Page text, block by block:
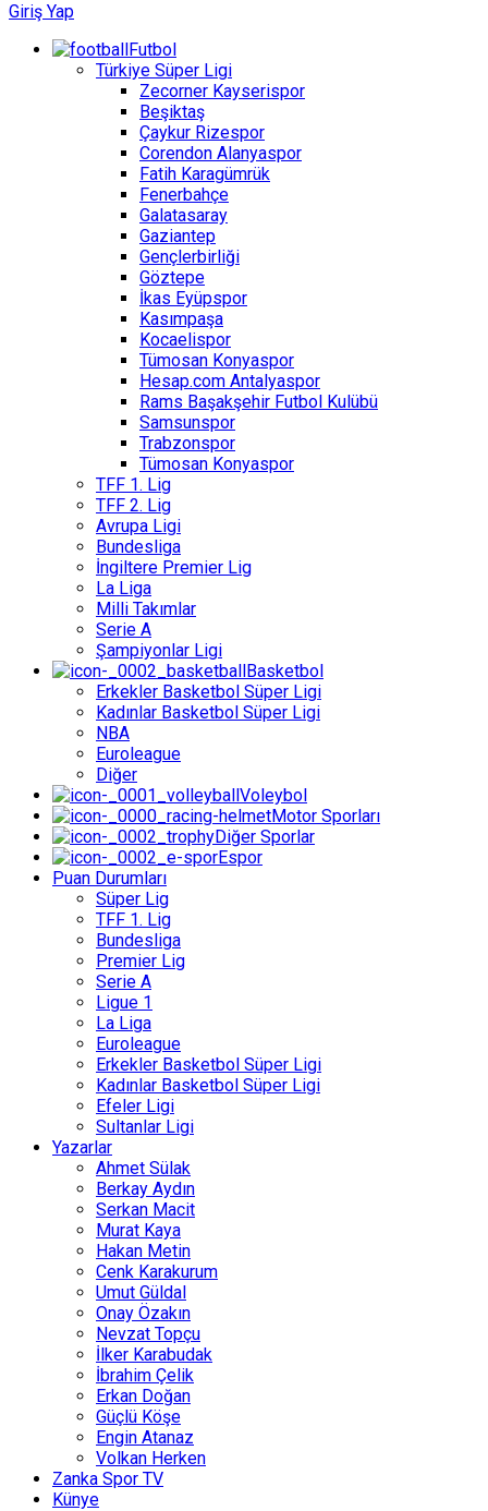
90+8’de Gelen Tanıdık Hikâye
4 ay önce
Kadıköy’de sessizlik, sahada hareket
Sarı-Lacivert Alarm: İkincilik Tehlikede
5 ay önce
Fenerbahçe’de Hatalar Alışkanlığa Dönüştü
5 ay önce
"Sonuçtan Korkanlar"
"Çölde Kaybolduk, Detaylarda Elendik"
Erkan Doğan
"Sessizliğin Yarattığı Soru İşaretleri"
Volkan Herken
"Çamlar Bardak Olursa!"
Serkan Macit
"Mesele Kırmızı Grup Değil, Ankaragücü’nün
Düşürüldüğü Durum"
Volkan Herken
"Öğütücü mü, Çöplük mü?"
Giriş Yap
Futbol
Türkiye Süper Ligi
Zecorner Kayserispor
Beşiktaş
Çaykur Rizespor
Corendon Alanyaspor
Fatih Karagümrük
Fenerbahçe
Galatasaray
Gaziantep
Gençlerbirliği
Göztepe
İkas Eyüpspor
Kasımpaşa
Kocaelispor
Tümosan Konyaspor
Hesap.com Antalyaspor
Rams Başakşehir Futbol Kulübü
Samsunspor
Trabzonspor
Tümosan Konyaspor
TFF 1. Lig
TFF 2. Lig
Avrupa Ligi
Bundesliga
İngiltere Premier Lig
La Liga
Milli Takımlar
Serie A
Şampiyonlar Ligi
Basketbol
Erkekler Basketbol Süper Ligi
Kadınlar Basketbol Süper Ligi
NBA
Euroleague
Diğer
Voleybol
Motor Sporları
Diğer Sporlar
Espor
Puan Durumları
Süper Lig
TFF 1. Lig
Bundesliga
Premier Lig
Serie A
Ligue 1
La Liga
Euroleague
Erkekler Basketbol Süper Ligi
Kadınlar Basketbol Süper Ligi
Efeler Ligi
Sultanlar Ligi
Yazarlar
Ahmet Sülak
Berkay Aydın
Serkan Macit
Murat Kaya
Hakan Metin
Cenk Karakurum
Umut Güldal
Onay Özakın
Nevzat Topçu
İlker Karabudak
İbrahim Çelik
Erkan Doğan
Güçlü Köşe
Engin Atanaz
Volkan Herken
Zanka Spor TV
Künye